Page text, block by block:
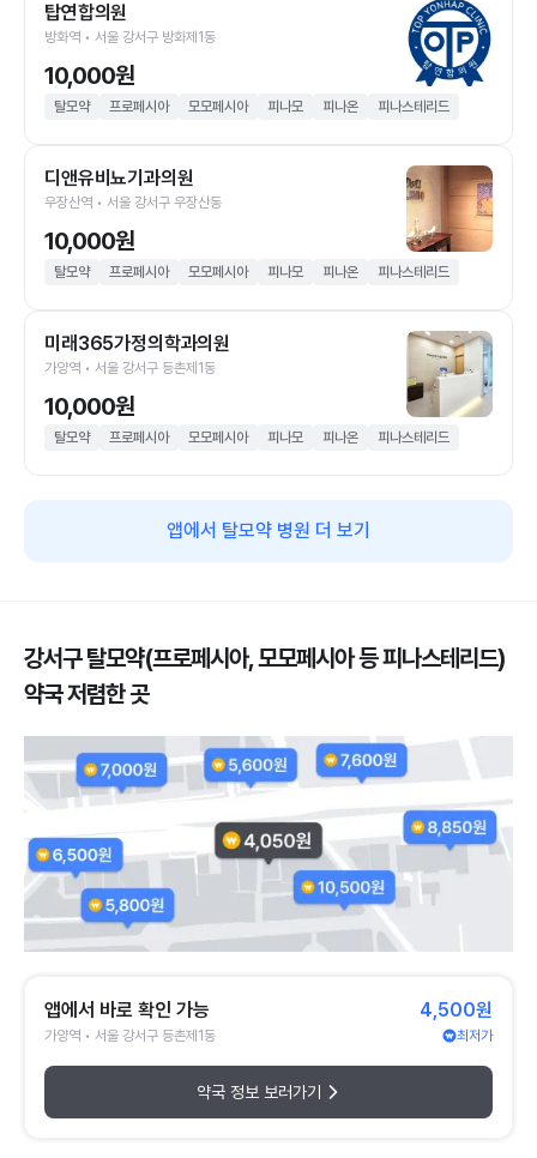
탑연합의원
방화역 • 서울 강서구 방화제1동
10,000원
탈모약 프로페시아 모모페시아 피나모 피나온 피나스테리드
디앤유비뇨기과의원
우장산역 • 서울 강서구 우장산동
10,000원
탈모약 프로페시아 모모페시아 피나모 피나온 피나스테리드
미래365가정의학과의원
가양역 • 서울 강서구 등촌제1동
10,000원
탈모약 프로페시아 모모페시아 피나모 피나온 피나스테리드
앱에서 탈모약 병원 더 보기
강서구 탈모약(프로페시아, 모모페시아 등 피나스테리드)
약국 저렴한 곳
앱에서 바로 확인 가능
가양역 • 서울 강서구 등촌제1동
4,500원
최저가
약국 정보 보러가기